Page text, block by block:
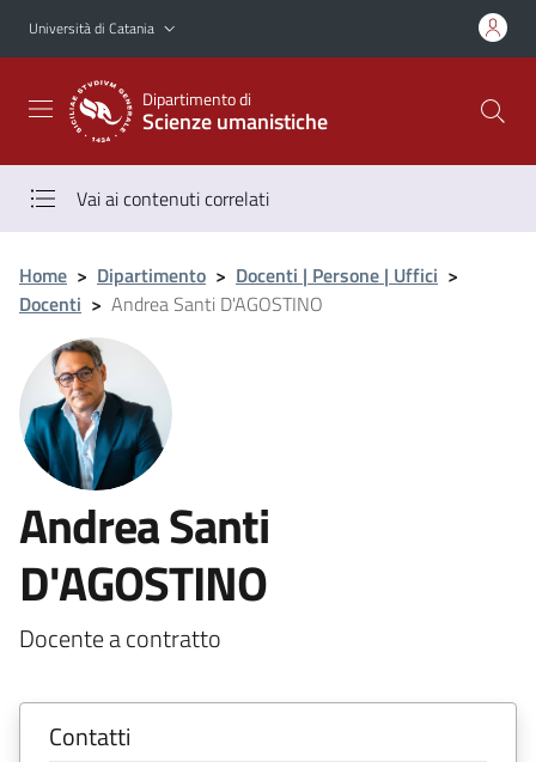
Vai al contenuto principale
Vai al menu di navigazione
Università di Catania
Dipartimento di
Scienze umanistiche
Vai ai contenuti correlati
Home > Dipartimento > Docenti | Persone | Uffici >
Docenti > Andrea Santi D'AGOSTINO
Andrea Santi
D'AGOSTINO
Docente a contratto
Contatti